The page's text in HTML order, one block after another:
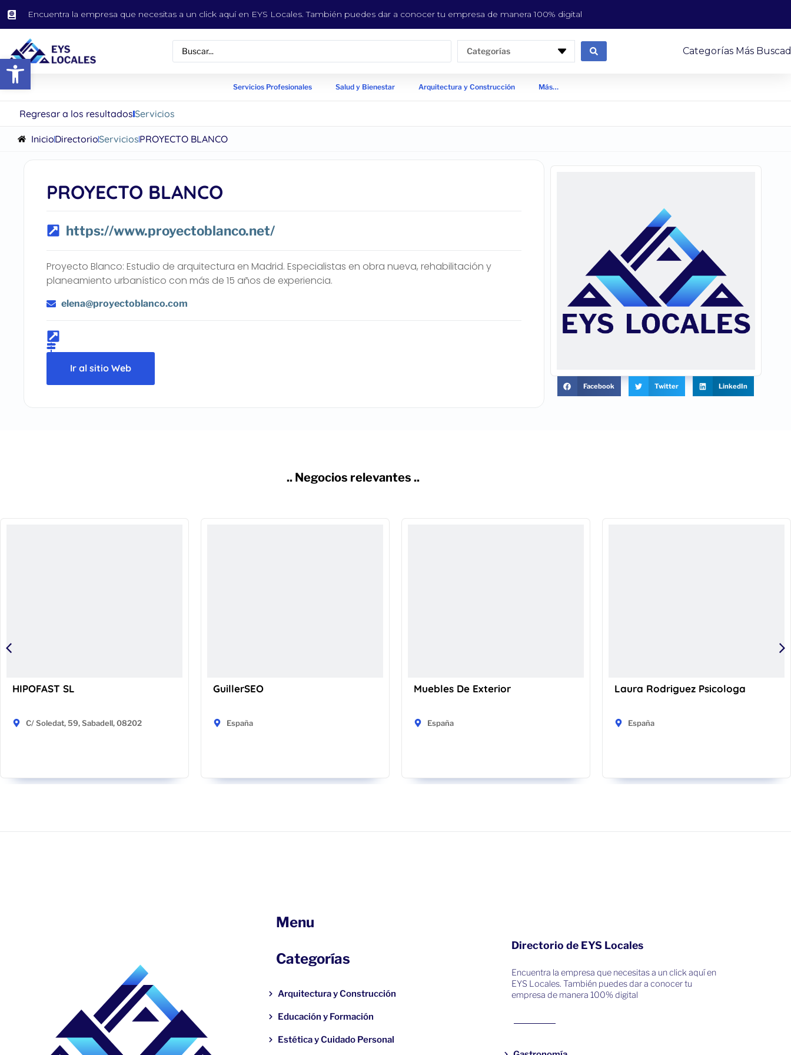
Abrir barra de herramientas
Encuentra la empresa que necesitas a un click aquí en EYS Locales. También puedes dar a conocer tu empresa de manera 100% digital
Categorías Categorías Más
Servicios Profesionales Salud y Bienestar Arquitectura y Construcción Más…
Regresar a los resultadosServicios
InicioDirectorioServiciosPROYECTO BLANCO
PROYECTO BLANCO
https://www.proyectoblanco.net/
Proyecto Blanco: Estudio de arquitectura en Madrid. Especialistas en obra nueva, rehabilitación y
planeamiento urbanístico con más de 15 años de experiencia.
elena@proyectoblanco.com
Ir al sitio Web
Facebook Twitter LinkedIn
.. Negocios relevantes ..
HIPOFAST SL
C/ Soledat, 59, Sabadell, 08202
GuillerSEO
España
Muebles De Exterior
España
Laura Rodriguez Psicologa
España
Menu
Categorías
Arquitectura y Construcción
Educación y Formación
Estética y Cuidado Personal
Directorio de EYS Locales
Encuentra la empresa que necesitas a un click aquí en
EYS Locales. También puedes dar a conocer tu
empresa de manera 100% digital